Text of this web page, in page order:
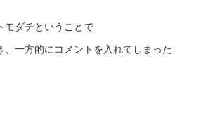
モダチということで
、一方的にコメントを入れてしまった